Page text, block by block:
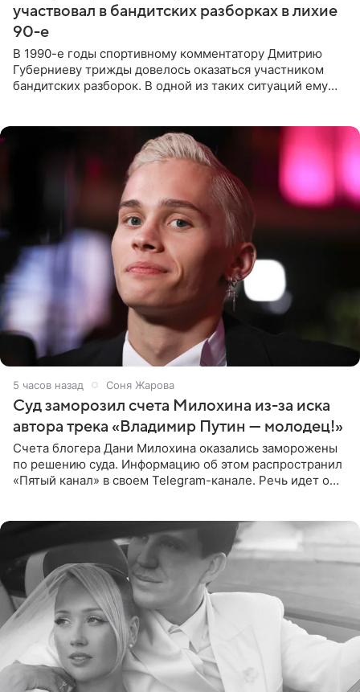
участвовал в бандитских разборках в лихие
90-е
В 1990-е годы спортивному комментатору Дмитрию
Губерниеву трижды довелось оказаться участником
бандитских разборок. В одной из таких ситуаций ему
5 часов назад Соня Жарова
Суд заморозил счета Милохина из-за иска
автора трека «Владимир Путин — молодец!»
Счета блогера Дани Милохина оказались заморожены
по решению суда. Информацию об этом распространил
«Пятый канал» в своем Telegram-канале. Речь идет о